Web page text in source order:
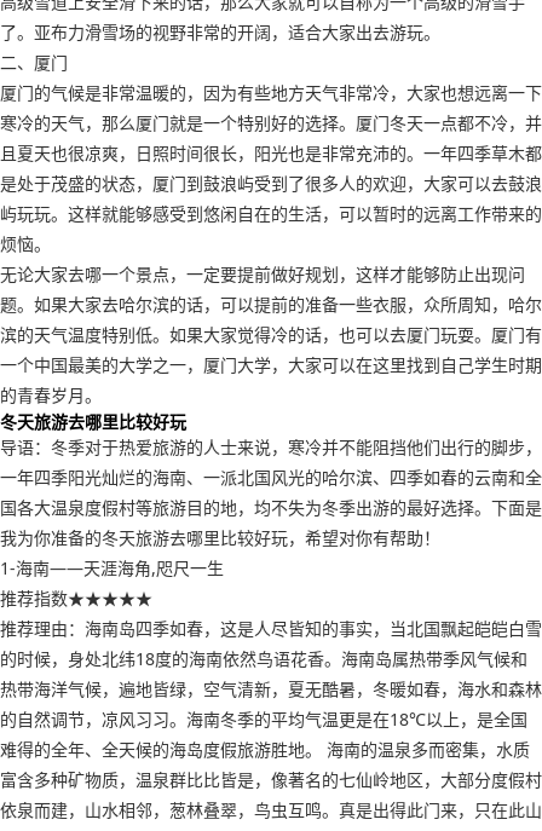
了。亚布力滑雪场的视野非常的开阔，适合大家出去游玩。
二、厦门
厦门的气候是非常温暖的，因为有些地方天气非常冷，大家也想远离一下
寒冷的天气，那么厦门就是一个特别好的选择。厦门冬天一点都不冷，并
且夏天也很凉爽，日照时间很长，阳光也是非常充沛的。一年四季草木都
是处于茂盛的状态，厦门到鼓浪屿受到了很多人的欢迎，大家可以去鼓浪
屿玩玩。这样就能够感受到悠闲自在的生活，可以暂时的远离工作带来的
烦恼。
无论大家去哪一个景点，一定要提前做好规划，这样才能够防止出现问
题。如果大家去哈尔滨的话，可以提前的准备一些衣服，众所周知，哈尔
滨的天气温度特别低。如果大家觉得冷的话，也可以去厦门玩耍。厦门有
一个中国最美的大学之一，厦门大学，大家可以在这里找到自己学生时期
的青春岁月。
冬天旅游去哪里比较好玩
导语：冬季对于热爱旅游的人士来说，寒冷并不能阻挡他们出行的脚步，
一年四季阳光灿烂的海南、一派北国风光的哈尔滨、四季如春的云南和全
国各大温泉度假村等旅游目的地，均不失为冬季出游的最好选择。下面是
我为你准备的冬天旅游去哪里比较好玩，希望对你有帮助！
1-海南——天涯海角,咫尺一生
推荐指数★★★★★
推荐理由：海南岛四季如春，这是人尽皆知的事实，当北国飘起皑皑白雪
的时候，身处北纬18度的海南依然鸟语花香。海南岛属热带季风气候和
热带海洋气候，遍地皆绿，空气清新，夏无酷暑，冬暖如春，海水和森林
的自然调节，凉风习习。海南冬季的平均气温更是在18℃以上，是全国
难得的全年、全天候的海岛度假旅游胜地。 海南的温泉多而密集，水质
富含多种矿物质，温泉群比比皆是，像著名的七仙岭地区，大部分度假村
依泉而建，山水相邻，葱林叠翠，鸟虫互鸣。真是出得此门来，只在此山